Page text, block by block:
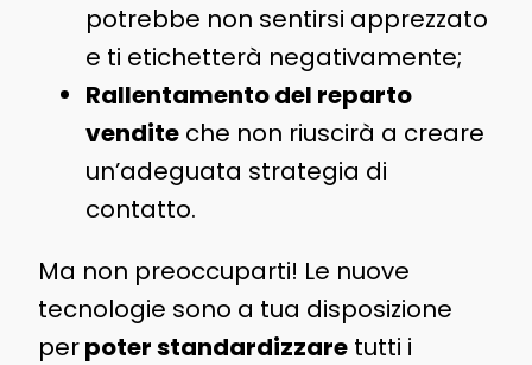
potrebbe non sentirsi apprezzato
e ti etichetterà negativamente;
Rallentamento del reparto
venditeche non riuscirà a creare
un’adeguata strategia di
contatto.
Ma non preoccuparti! Le nuove
tecnologie sono a tua disposizione
perpoter standardizzaretutti i